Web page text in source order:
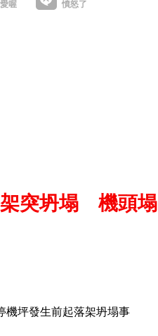
架突坍塌 機頭塌
機坪發生前起落架坍塌事